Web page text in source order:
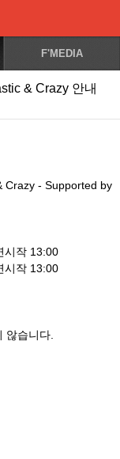
F'MEDIA
& Crazy 안내
Crazy - Supported by
시작 13:00
시작 13:00
않습니다.